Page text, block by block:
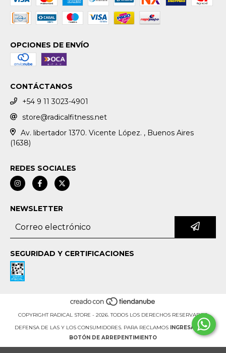
OPCIONES DE ENVÍO
CONTÁCTANOS
+54 9 11 3023-4901
store@radicalfitness.net
Av. libertador 1370. Vicente López. , Buenos Aires
(1638)
REDES SOCIALES
NEWSLETTER
SEGURIDAD Y CERTIFICACIONES
COPYRIGHT RADICAL STORE - 2026. TODOS LOS DERECHOS RESERVADOS.
DEFENSA DE LAS Y LOS CONSUMIDORES. PARA RECLAMOS INGRESA AQUÍ.
BOTÓN DE ARREPENTIMIENTO